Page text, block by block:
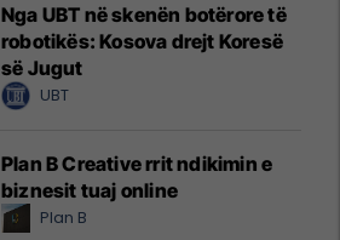
Nga UBT në skenën botërore të
robotikës: Kosova drejt Koresë
së Jugut
UBT
Plan B Creative rrit ndikimin e
biznesit tuaj online
Plan B